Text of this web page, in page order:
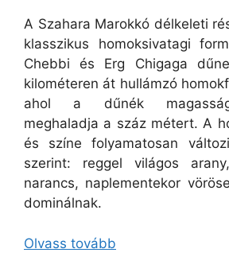
A Szahara Marokkó délkeleti
klasszikus homoksivatagi
Chebbi és Erg Chigaga
kilométeren át hullámzó
ahol a dűnék
meghaladja a száz métert. A
és színe folyamatosan
szerint: reggel világos
narancs, naplementekor
dominálnak.
Olvass tovább